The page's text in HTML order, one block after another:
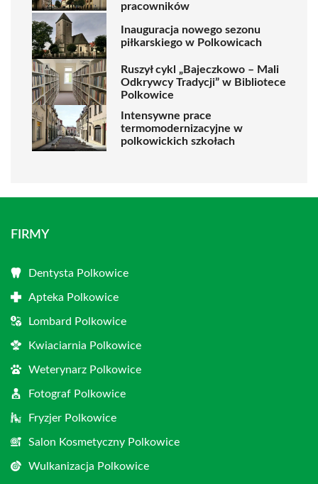
pracowników
Inauguracja nowego sezonu
piłkarskiego w Polkowicach
Ruszył cykl „Bajeczkowo – Mali
Odkrywcy Tradycji” w Bibliotece
Polkowice
Intensywne prace
termomodernizacyjne w
polkowickich szkołach
FIRMY
Dentysta Polkowice
Apteka Polkowice
Lombard Polkowice
Kwiaciarnia Polkowice
Weterynarz Polkowice
Fotograf Polkowice
Fryzjer Polkowice
Salon Kosmetyczny Polkowice
Wulkanizacja Polkowice